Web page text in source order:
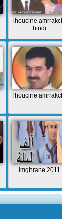
lhoucine
hindi
lhoucine
imghrane 2011